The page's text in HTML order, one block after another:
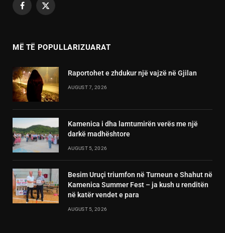
Facebook
X
MË TË POPULLARIZUARAT
Raportohet e zhdukur një vajzë në Gjilan
AUGUST 7, 2026
Kamenica i dha lamtumirën verës me një
darkë madhështore
AUGUST 5, 2026
Besim Uruçi triumfon në Turneun e Shahut në
Kamenica Summer Fest – ja kush u renditën
në katër vendet e para
AUGUST 5, 2026